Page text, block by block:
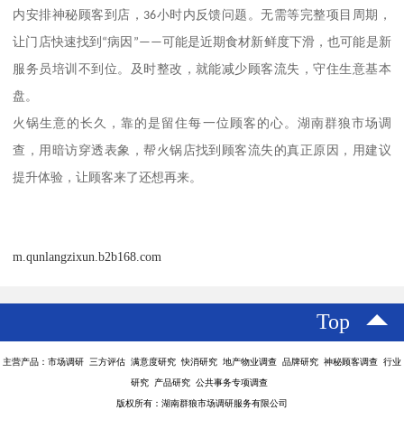
内安排神秘顾客到店， 36小时内反馈问题。无需等完整项目周期，
让门店快速找到 “病因 ”—— 可能是近期食材新鲜度下滑，也可能是新
服务员培训不到位。及时整改，就能减少顾客流失，守住生意基本
盘。
火锅生意的长久，靠的是留住每一位顾客的心。湖南群狼市场调
查，用暗访穿透表象，帮火锅店找到顾客流失的真正原因，用建议
提升体验，让顾客来了还想再来。
m.qunlangzixun.b2b168.com
Top
主营产品：市场调研 三方评估 满意度研究 快消研究 地产物业调查 品牌研究 神秘顾客调查 行业
研究 产品研究 公共事务专项调查
版权所有：湖南群狼市场调研服务有限公司